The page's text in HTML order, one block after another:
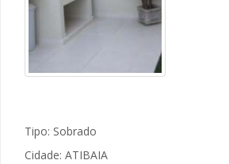
Tipo: Sobrado
Cidade: ATIBAIA